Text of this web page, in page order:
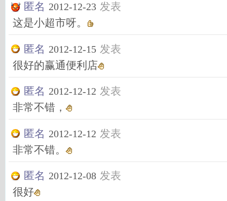
匿名 2012-12-23 发表
这是小超市呀。
匿名 2012-12-15 发表
很好的赢通便利店
匿名 2012-12-12 发表
非常不错，
匿名 2012-12-12 发表
非常不错。
匿名 2012-12-08 发表
很好